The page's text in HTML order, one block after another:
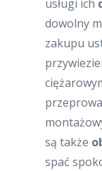
usługi ich
dowolny
zakupu
są także
spać